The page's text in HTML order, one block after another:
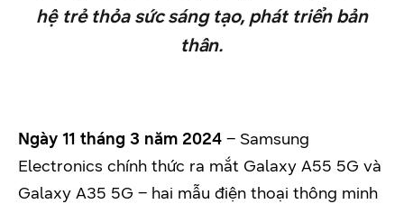
hệ trẻ thỏa sức sáng tạo, phát triển bản
thân.
Ngày 11 tháng 3 năm 2024 – Samsung
Electronics chính thức ra mắt Galaxy A55 5G và
Galaxy A35 5G – hai mẫu điện thoại thông minh